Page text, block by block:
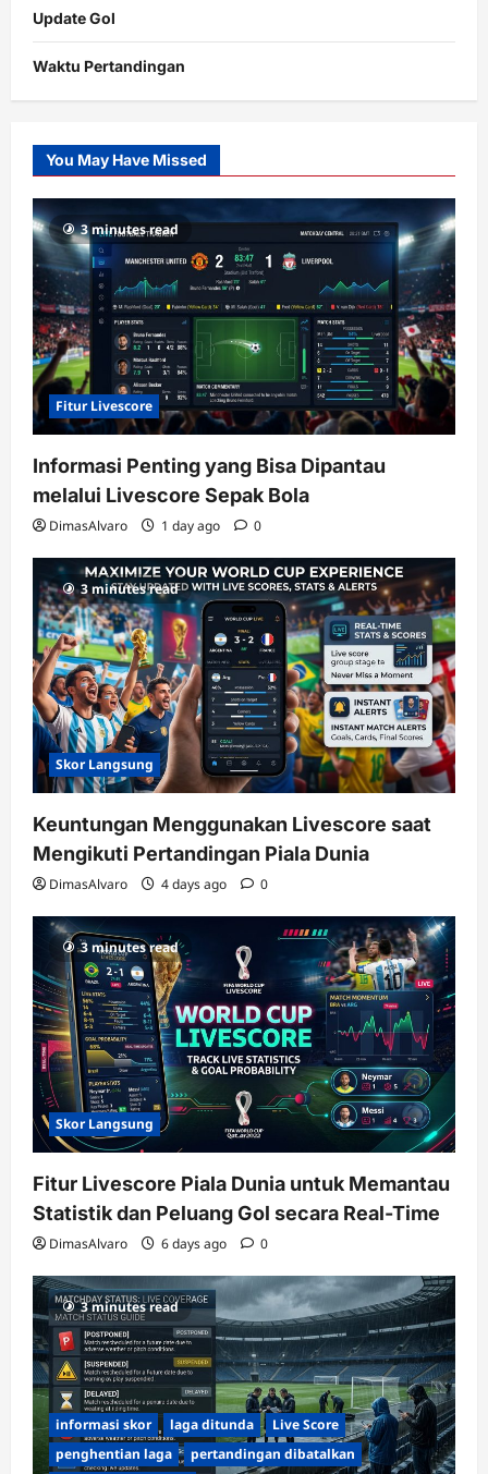
Update Gol
Waktu Pertandingan
Slot
Gacor
RTP
terupdate
You May Have Missed
3 minutes read
Fitur Livescore
Informasi Penting yang Bisa Dipantau
melalui Livescore Sepak Bola
DimasAlvaro 1 day ago 0
3 minutes read
Skor Langsung
Keuntungan Menggunakan Livescore saat
Mengikuti Pertandingan Piala Dunia
DimasAlvaro 4 days ago 0
3 minutes read
Skor Langsung
Fitur Livescore Piala Dunia untuk Memantau
Statistik dan Peluang Gol secara Real-Time
DimasAlvaro 6 days ago 0
3 minutes read
informasi skor laga ditunda
Live Score
penghentian laga
pertandingan dibatalkan